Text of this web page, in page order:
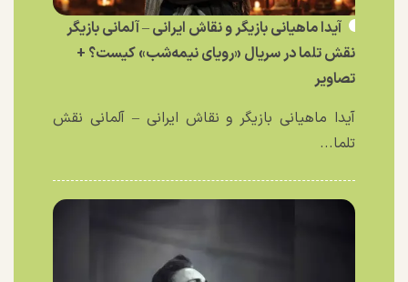
آیدا ماهیانی بازیگر و نقاش ایرانی – آلمانی بازیگر
نقش تلما در سریال «رویای نیمه‌شب» کیست؟ +
تصاویر
آیدا ماهیانی بازیگر و نقاش ایرانی – آلمانی نقش
تلما...